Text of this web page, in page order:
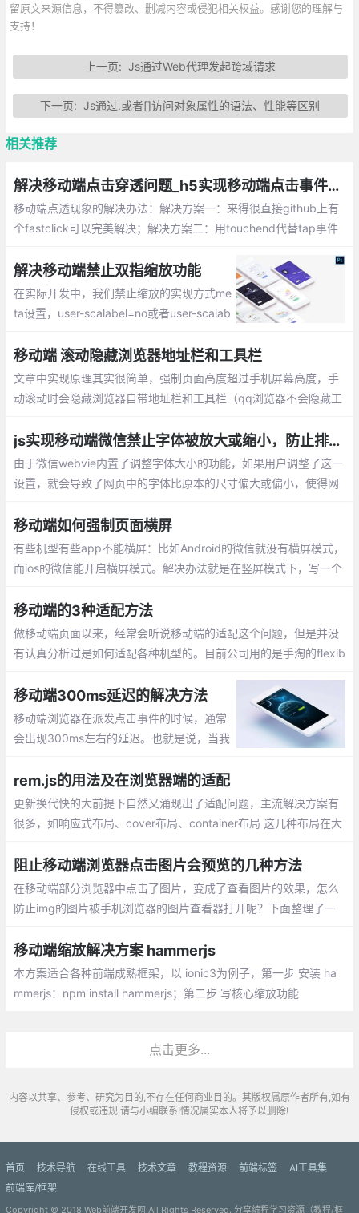
留原文来源信息，不得篡改、删减内容或侵犯相关权益。感谢您的理解与
支持！
上一页: Js通过Web代理发起跨域请求
下一页:Js通过.或者[]访问对象属性的语法、性能等区别
相关推荐
解决移动端点击穿透问题_h5实现移动端点击事件穿透的多种解决方案
移动端点透现象的解决办法：解决方案一：来得很直接github上有
个fastclick可以完美解决；解决方案二：用touchend代替tap事件
止click事件的产生；解决方案三：延迟一定的时间(300ms+)来处
理事件...
解决移动端禁止双指缩放功能
在实际开发中，我们禁止缩放的实现方式me
ta设置，user-scalabel=no或者user-scalab
放)，在ios10以上的系统中，并不支持meta
标签，需要我们通过脚本实现
移动端 滚动隐藏浏览器地址栏和工具栏
文章中实现原理其实很简单，强制页面高度超过手机屏幕高度，手
动滚动时会隐藏浏览器自带地址栏和工具栏（qq浏览器不会隐藏工
js实现移动端微信禁止字体被放大或缩小，防止排版错乱
由于微信webvie内置了调整字体大小的功能，如果用户调整了这一
设置，就会导致了网页中的字体比原本的尺寸偏大或偏小，使得网
移动端如何强制页面横屏
有些机型有些app不能横屏：比如Android的微信就没有横屏模式，
而ios的微信能开启横屏模式。解决办法就是在竖屏模式下，写一个
果用户切到横屏时，需要把rotate复原，要求也能正常展现。
移动端的3种适配方法
做移动端页面以来，经常会听说移动端的适配这个问题，但是并没
有认真分析过是如何适配各种机型的。目前公司用的是手淘的flexib
比例在不同的手机上实现
移动端300ms延迟的解决方法
移动端浏览器在派发点击事件的时候，通常
会出现300ms左右的延迟。也就是说，当我
作出反应，而是会等上一小会儿才会出现点
击的效果。
rem.js的用法及在浏览器端的适配
更新换代快的大前提下自然又涌现出了适配问题，主流解决方案有
很多，如响应式布局、cover布局、container布局 这几种布局在大
阻止移动端浏览器点击图片会预览的几种方法
在移动端部分浏览器中点击了图片，变成了查看图片的效果，怎么
防止img的图片被手机浏览器的图片查看器打开呢？下面整理了一
方式插入、使用js事件阻止默认行为的方式
移动端缩放解决方案 hammerjs
本方案适合各种前端成熟框架，以 ionic3为例子，第一步 安装 ha
mmerjs：npm install hammerjs；第二步 写核心缩放功能
点击更多...
内容以共享、参考、研究为目的,不存在任何商业目的。其版权属原作者所有,如有
侵权或违规,请与小编联系!情况属实本人将予以删除!
首页 技术导航 在线工具 技术文章 教程资源 前端标签
AI工具集
前端库/框架